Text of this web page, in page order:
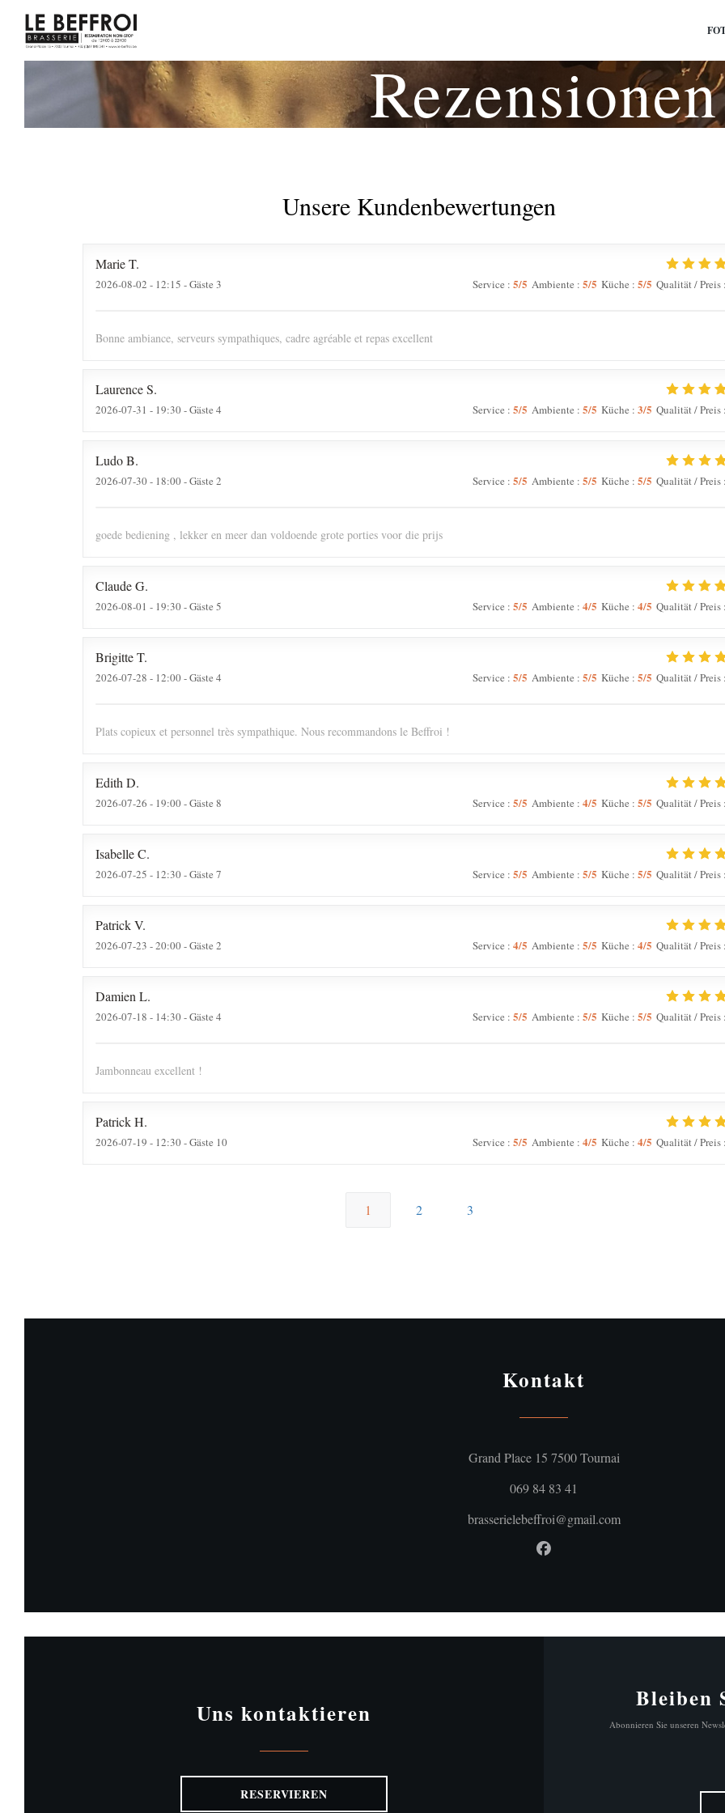
Rezensionen
Unsere Kundenbewertungen
MarieT
2026-08-02 - 12:15 - Gäste 3 Service : 5/5 Ambiente : 5/5 Küche : 5/5 Qualität / Preis:
Bonne ambiance, serveurs sympathiques, cadre agréable et repas excellent
LaurenceS
2026-07-31 - 19:30 - Gäste 4 Service : 5/5 Ambiente : 5/5 Küche : 3/5 Qualität / Preis:
LudoB
2026-07-30- 18:00 - Gäste 2 Service : 5/5 Ambiente : 5/5 Küche : 5/5 Qualität / Preis:
goede bediening , lekker en meer dan voldoende grote porties voor die prijs
ClaudeG
2026-08-01 - 19:30 - Gäste 5 Service : 5/5 Ambiente : 4/5 Küche : 4/5 Qualität / Preis:
BrigitteT
2026-07-28 - 12:00 - Gäste 4 Service : 5/5 Ambiente : 5/5 Küche : 5/5 Qualität / Preis:
Plats copieux et personnel très sympathique. Nous recommandons le Beffroi !
Edith D
2026-07-26 - 19:00 - Gäste 8 Service : 5/5 Ambiente : 4/5 Küche : 5/5 Qualität / Preis:
IsabelleC
2026-07-25 - 12:30 - Gäste 7 Service : 5/5 Ambiente : 5/5 Küche : 5/5 Qualität / Preis:
PatrickV
2026-07-23 - 20:00 - Gäste 2 Service : 4/5 Ambiente : 5/5 Küche : 4/5 Qualität / Preis:
Damien L
2026-07-18 - 14:30 - Gäste 4 Service : 5/5 Ambiente : 5/5 Küche : 5/5 Qualität / Preis:
Jambonneau excellent !
PatrickH
2026-07-19 - 12:30 - Gäste 10 Service : 5/5 Ambiente : 4/5 Küche : 4/5 Qualität / Preis:
1 2 3
Kontakt
Grand Place 15 7500 Tournai((öffnet ein neues
069 84 83 41
brasserielebeffroi@gmail.com
Facebook ((öffnet ein neues
Uns kontaktieren
RESERVIEREN
Bleiben
Abonnieren Sie unseren